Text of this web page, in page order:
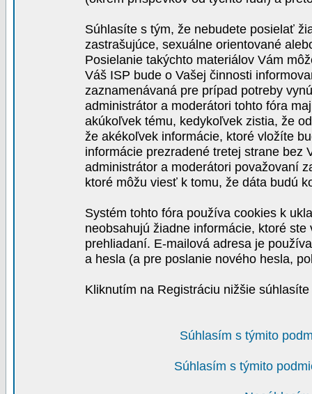
Súhlasíte s tým, že nebudete posielať
zastrašujúce, sexuálne orientované
Posielanie takýchto materiálov Vám
Váš ISP bude o Vašej činnosti
zaznamenávaná pre prípad potreby
administrátor a moderátori tohto fóra
akúkoľvek tému, kedykoľvek zistia, že
že akékoľvek informácie, ktoré vložíte
informácie prezradené tretej strane bez
administrátor a moderátori považovaní
ktoré môžu viesť k tomu, že dáta budú
Systém tohto fóra používa cookies k
neobsahujú žiadne informácie, ktoré
prehliadaní. E-mailová adresa je
a hesla (a pre poslanie nového hesla,
Kliknutím na Registráciu nižšie
Súhlasím s týmito
Súhlasím s týmito